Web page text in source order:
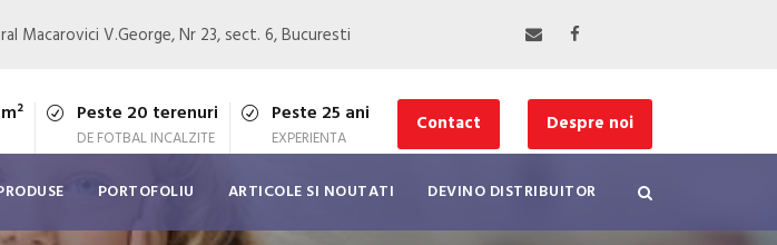
Macarovici V.George, Nr 23, sect. 6, Bucuresti
Peste 20 terenuri
DE FOTBAL INCALZITE
Peste 25 ani
EXPERIENTA
Contact Despre noi
PORTOFOLIU ARTICOLE SI NOUTATI DEVINO DISTRIBUITOR